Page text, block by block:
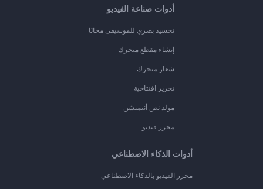
أدوات صناعة الفيديو
تجسيد بصري للموسيقى مجانًا
إنشاء مقطع متحرك
شعار متحرك
تحرير افتتاحية
مولد نص أنيميشن
محرر فيديو
أدوات الذكاء الاصطناعي
محرر الفيديو بالذكاء الاصطناعي